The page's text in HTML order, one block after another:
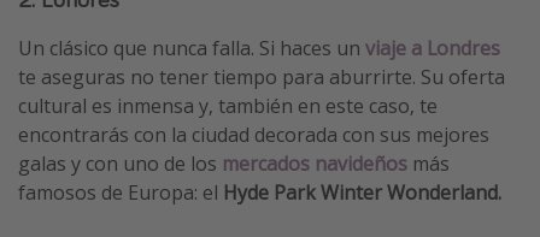
Un clásico que nunca falla. Si haces un viaje a Londres
te aseguras no tener tiempo para aburrirte. Su oferta
cultural es inmensa y, también en este caso, te
encontrarás con la ciudad decorada con sus mejores
galas y con uno de los mercados navideños más
famosos de Europa: el Hyde Park Winter Wonderland.